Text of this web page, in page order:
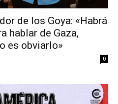
de los Goya: «Habrá
hablar de Gaza,
es obviarlo»
0